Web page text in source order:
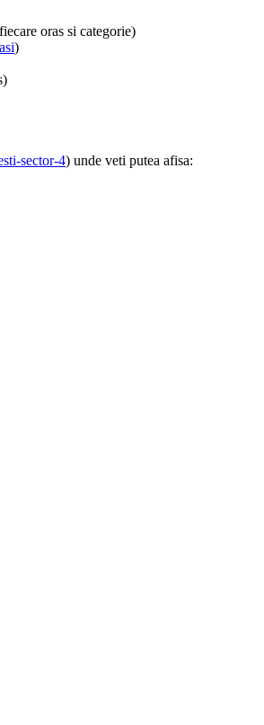
oras si categorie)
)
sector-4) unde veti putea afisa: